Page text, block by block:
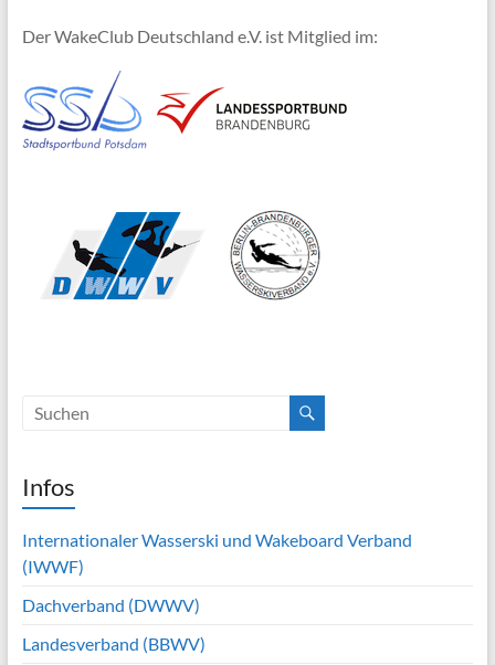
Der WakeClub Deutschland e.V. ist Mitglied im:
Infos
Internationaler Wasserski und Wakeboard Verband
(IWWF)
Dachverband (DWWV)
Landesverband (BBWV)